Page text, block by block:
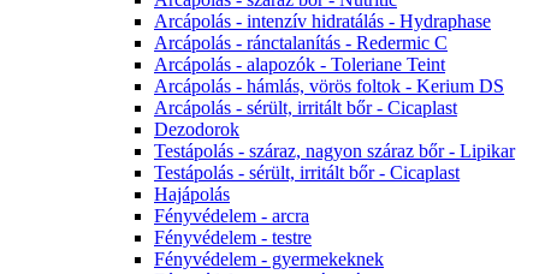
Arcápolás - intenzív hidratálás - Hydraphase
Arcápolás - ránctalanítás - Redermic C
Arcápolás - alapozók - Toleriane Teint
Arcápolás - hámlás, vörös foltok - Kerium DS
Arcápolás - sérült, irritált bőr - Cicaplast
Dezodorok
Testápolás - száraz, nagyon száraz bőr - Lipikar
Testápolás - sérült, irritált bőr - Cicaplast
Hajápolás
Fényvédelem - arcra
Fényvédelem - testre
Fényvédelem - gyermekeknek